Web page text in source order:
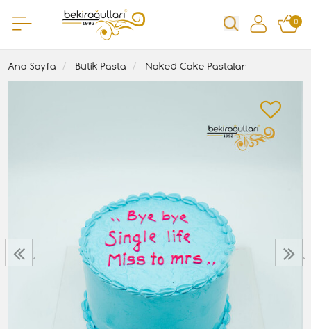
0
Ana Sayfa Butik Pasta Naked Cake Pastalar
‹ ›